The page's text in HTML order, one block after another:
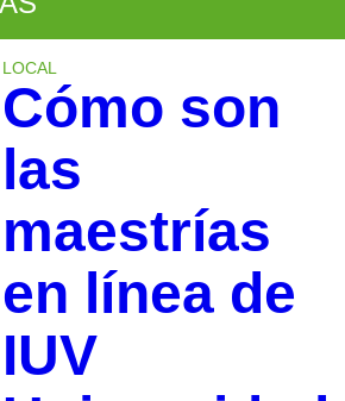
LOCAL
Cómo son
las
maestrías
en línea de
IUV